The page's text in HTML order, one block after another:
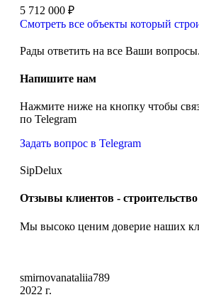
5 712 000 ₽
Смотреть все объекты который
Рады ответить на все Ваши вопросы.
Напишите нам
Нажмите ниже на кнопку чтобы
по Telegram
Задать вопрос в Telegram
SipDelux
Отзывы клиентов -
Мы высоко ценим доверие наших
smirnovanataliia789
2022 г.